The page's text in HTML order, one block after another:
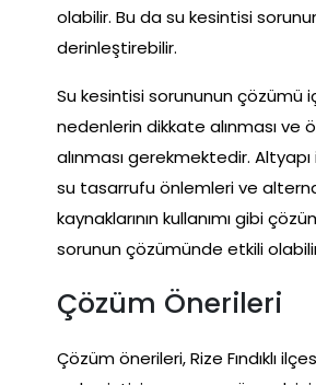
olabilir. Bu da su kesintisi
derinleştirebilir.
Su kesintisi sorununun çözümü
nedenlerin dikkate alınması ve
alınması gerekmektedir.
su tasarrufu önlemleri ve
kaynaklarının kullanımı gibi
sorunun çözümünde etkili
Çözüm Önerileri
Çözüm önerileri, Rize Fındıklı